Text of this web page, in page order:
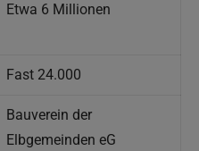
Etwa 6 Millionen
Fast 24.000
Bauverein der
Elbgemeinden eG